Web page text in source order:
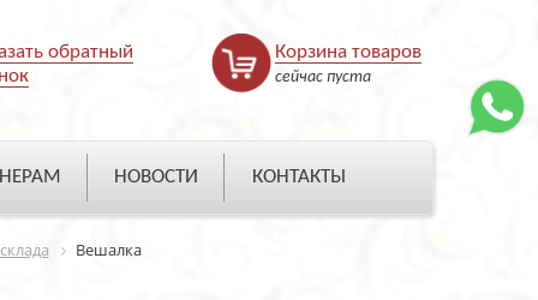
обратный
Корзина товаров
сейчас пуста
НОВОСТИ КОНТАКТЫ
Вешалка